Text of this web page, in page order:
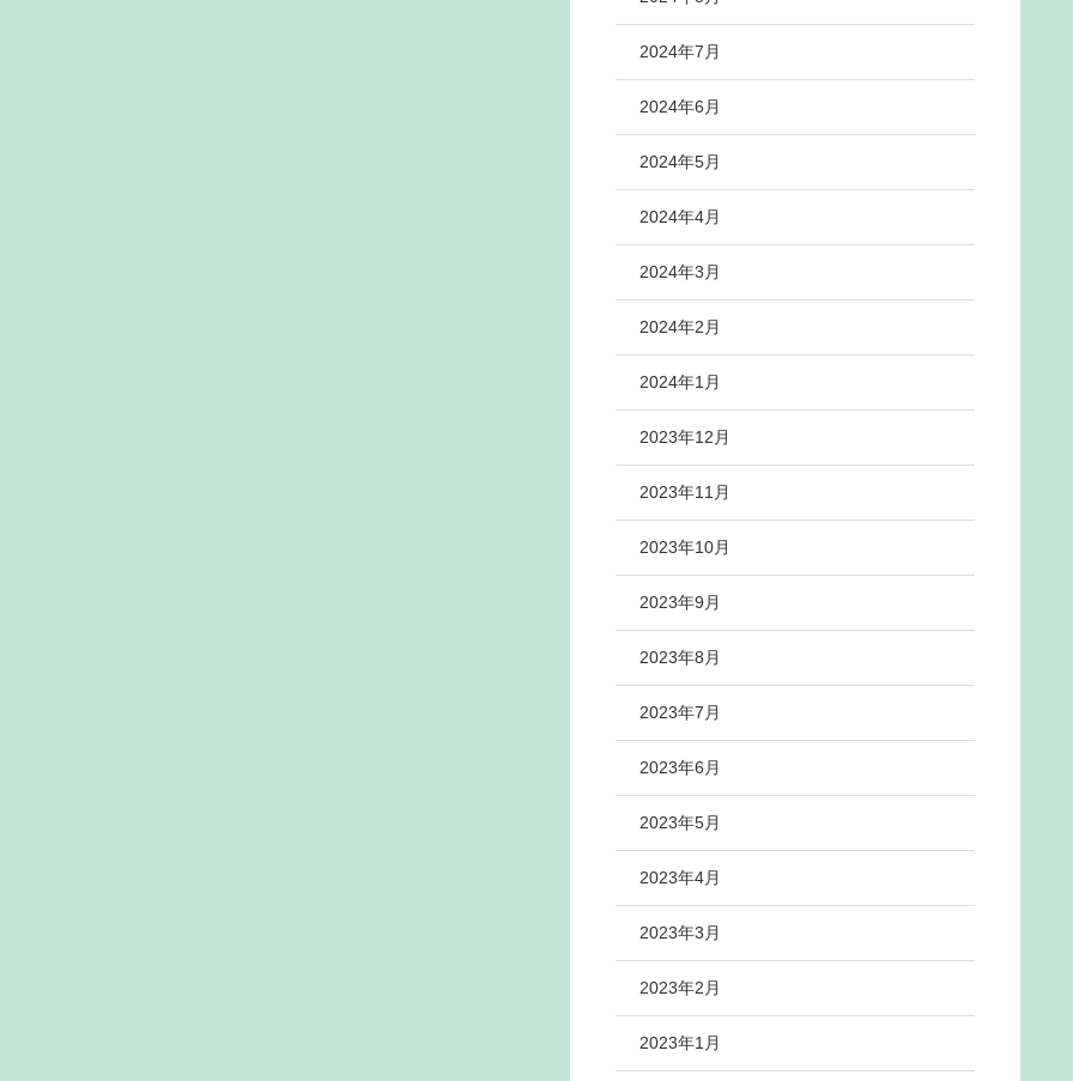
2024年7月
2024年6月
2024年5月
2024年4月
2024年3月
2024年2月
2024年1月
2023年12月
2023年11月
2023年10月
2023年9月
2023年8月
2023年7月
2023年6月
2023年5月
2023年4月
2023年3月
2023年2月
2023年1月